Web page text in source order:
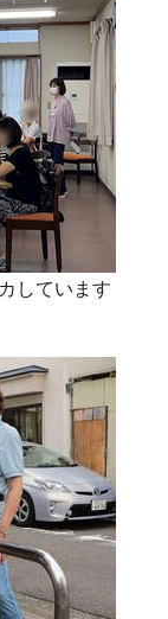
しています